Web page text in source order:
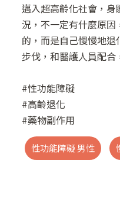
邁入超高齡化社會，
況，不一定有什麼原
的，而是自己慢慢地
步伐，和醫護人員配
#性功能障礙
#高齡退化
#藥物副作用
性功能障礙 男性